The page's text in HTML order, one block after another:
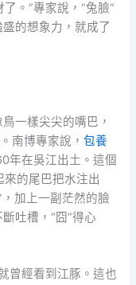
。”專家說，“兔臉”
的想象力，就成了
一樣尖尖的嘴巴，
南博專家說，包養
年在吳江出土。這個
來的尾巴把水注出
加上一副茫然的臉
吐槽，“囧”得心
曾經看到江豚。這也